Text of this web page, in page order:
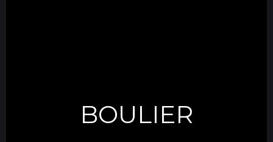
BOULIER